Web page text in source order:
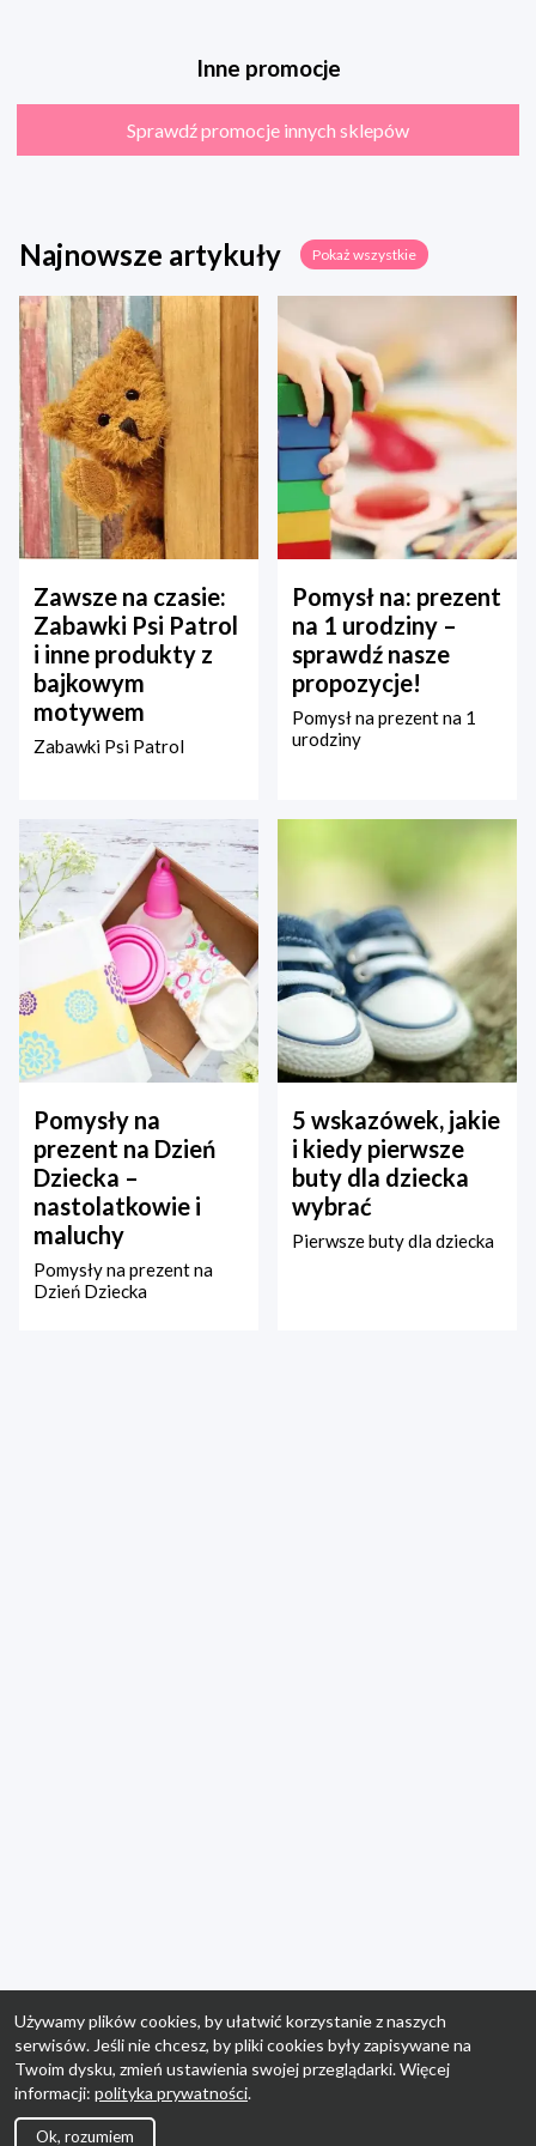
Inne promocje
Sprawdź promocje innych sklepów
Najnowsze artykuły Pokaż wszystkie
Zawsze na czasie:
Zabawki Psi Patrol
i inne produkty z
bajkowym
motywem
Zabawki Psi Patrol
Pomysł na: prezent
na 1 urodziny –
sprawdź nasze
propozycje!
Pomysł na prezent na 1
urodziny
Pomysły na
prezent na Dzień
Dziecka –
nastolatkowie i
maluchy
Pomysły na prezent na
Dzień Dziecka
5 wskazówek, jakie
i kiedy pierwsze
buty dla dziecka
wybrać
Pierwsze buty dla dziecka
Używamy plików cookies, by ułatwić korzystanie z naszych
serwisów. Jeśli nie chcesz, by pliki cookies były zapisywane na
Twoim dysku, zmień ustawienia swojej przeglądarki. Więcej
informacji: polityka prywatności.
Ok, rozumiem